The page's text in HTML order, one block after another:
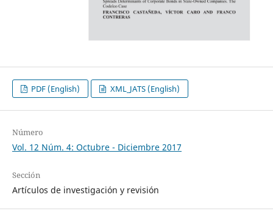
PDF (English) XML_JATS (English)
Número
Vol. 12 Núm. 4: Octubre - Diciembre 2017
Sección
Artículos de investigación y revisión